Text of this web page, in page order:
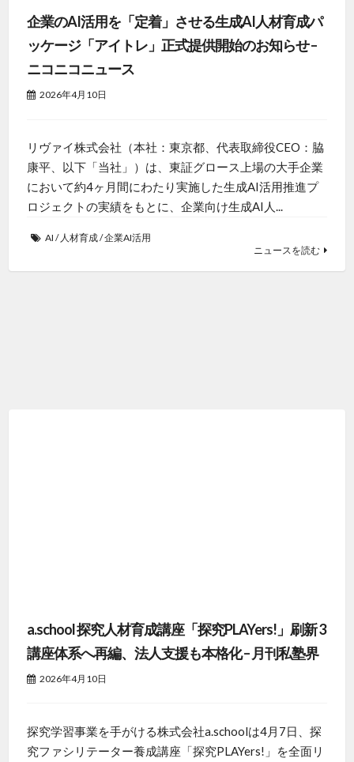
企業のAI活用を「定着」させる生成AI人材育成パ
ッケージ「アイトレ」正式提供開始のお知らせ –
ニコニコニュース
2026年4月10日
リヴァイ株式会社（本社：東京都、代表取締役CEO：脇
康平、以下「当社」）は、東証グロース上場の大手企業
において約4ヶ月間にわたり実施した生成AI活用推進プ
ロジェクトの実績をもとに、企業向け生成AI人...
AI / 人材育成/企業AI活用
ニュースを読む
a.school 探究人材育成講座「探究PLAYers!」刷新 3
講座体系へ再編、法人支援も本格化 – 月刊私塾界
2026年4月10日
探究学習事業を手がける株式会社a.schoolは4月7日、探
究ファシリテーター養成講座「探究PLAYers!」を全面リ